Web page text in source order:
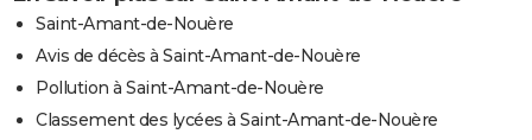
Saint-Amant-de-Nouère
Avis de décès à Saint-Amant-de-Nouère
Pollution à Saint-Amant-de-Nouère
Classement des lycées à Saint-Amant-de-Nouère